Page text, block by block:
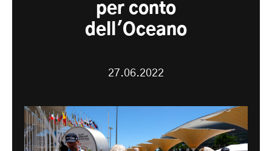
per conto
dell'Oceano
27.06.2022